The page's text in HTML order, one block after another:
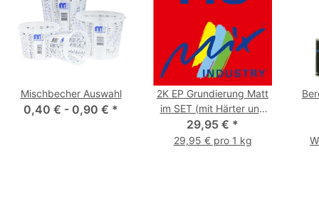
Mischbecher Auswahl
0,40 € - 0,90 € *
2K EP Grundierung Matt
im SET (mit Härter und
Verdünnung) - bitte bei
der Bestellung eine
29,95 € *
29,95 € pro 1 kg